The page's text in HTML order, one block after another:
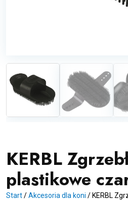
KERBL
plastikowe
Start/Akcesoria dla koni / KERBL